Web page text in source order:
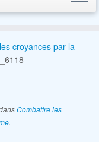
croyances par la
Combattre les
.